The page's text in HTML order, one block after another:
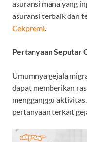
asuransi mana yang
asuransi terbaik dan
Cekpremi.
Pertanyaan Seputar
Umumnya gejala
dapat memberikan
mengganggu
pertanyaan terkait